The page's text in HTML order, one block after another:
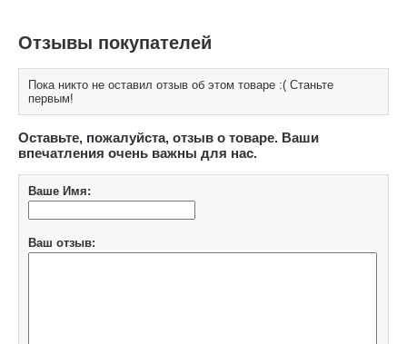
Отзывы покупателей
Пока никто не оставил отзыв об этом товаре :( Станьте
первым!
Оставьте, пожалуйста, отзыв о товаре. Ваши
впечатления очень важны для нас.
Ваше Имя:
Ваш отзыв: